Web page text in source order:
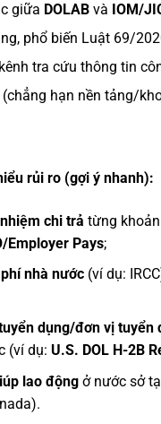
giữa DOLABvà IOM/
phổ biến Luật 69/
tra cứu thông tin
hạn nền tảng/
rủi ro (gợi ý nhanh):
chi trả từng
Employer Pays;
nhà nước(ví dụ:
dụng/đơn vị tuyển
(ví dụ: U.S. DOL H-2B
lao độngở nước sở